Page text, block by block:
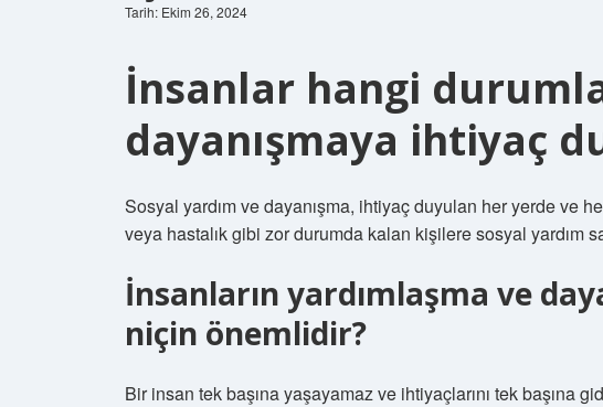
Tarih: Ekim 26, 2024
İnsanlar hangi
dayanışmaya ihtiyaç
Sosyal yardım ve dayanışma, ihtiyaç duyulan her yerde ve
veya hastalık gibi zor durumda kalan kişilere sosyal yardım
İnsanların yardımlaşma ve
niçin önemlidir?
Bir insan tek başına yaşayamaz ve ihtiyaçlarını tek başına